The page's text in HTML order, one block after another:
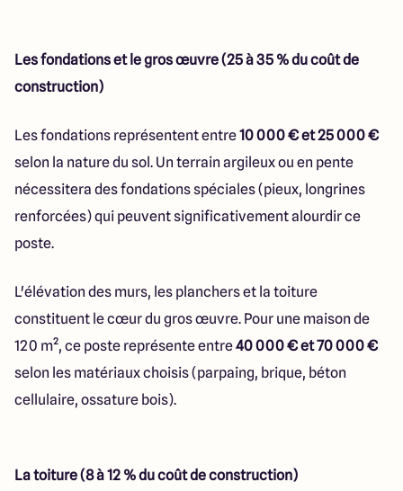
Les fondations et le gros œuvre (25 à 35 % du coût de
construction)
Les fondations représentent entre10 000 € et 25 000 €
selon la nature du sol. Un terrain argileux ou en pente
nécessitera des fondations spéciales (pieux, longrines
renforcées) qui peuvent significativement alourdir ce
poste.
L'élévation des murs, les planchers et la toiture
constituent le cœur du gros œuvre. Pour une maison de
120 m², ce poste représente entre40 000 € et 70 000 €
selon les matériaux choisis (parpaing, brique, béton
cellulaire, ossature bois).
La toiture (8 à 12 % du coût de construction)